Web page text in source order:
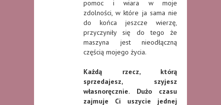
pomoc i wiara w moje
zdolności, w które ja sama nie
do końca jeszcze wierzę,
przyczyniły się do tego że
maszyna jest nieodłączną
częścią mojego życia.
Każdą rzecz, którą
sprzedajesz, szyjesz
własnoręcznie. Dużo czasu
zajmuje Ci uszycie jednej